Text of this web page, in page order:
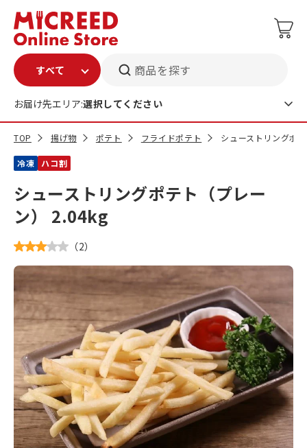
商品を探す
お届け先エリア:選択してください
TOP 揚げ物 ポテト フライドポテト シューストリングポ
冷凍 ハコ割
シューストリングポテト（プレー
ン） 2.04kg
（2）